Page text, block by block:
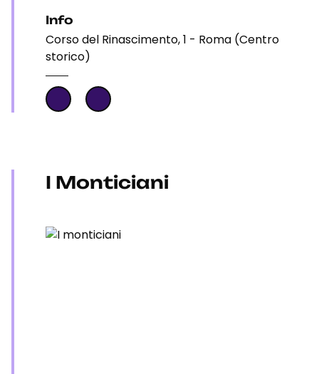
Info
Corso del Rinascimento, 1 - Roma (Centro
storico)
I Monticiani